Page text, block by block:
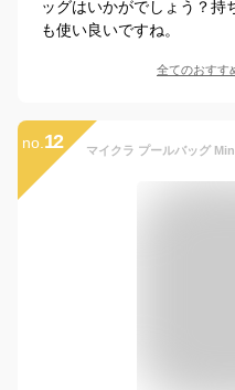
ッグはいかがでしょう？持
も使い良いですね。
全てのおすす
no. 12